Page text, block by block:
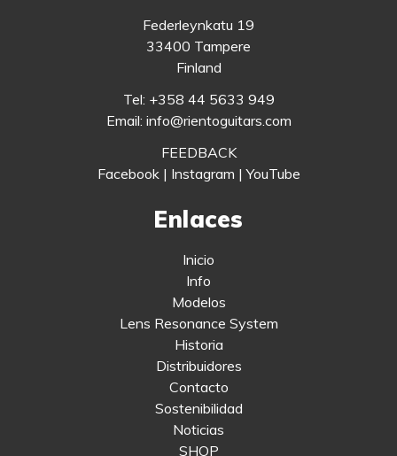
Federleynkatu 19
33400 Tampere
Finland
Tel: +358 44 5633 949
Email: info@rientoguitars.com
FEEDBACK
Facebook| Instagram |YouTube
Enlaces
Inicio
Info
Modelos
Lens Resonance System
Historia
Distribuidores
Contacto
Sostenibilidad
Noticias
SHOP